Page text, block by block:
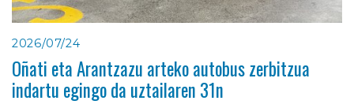
2026/07/24
Oñati eta Arantzazu arteko autobus zerbitzua
indartu egingo da uztailaren 31n